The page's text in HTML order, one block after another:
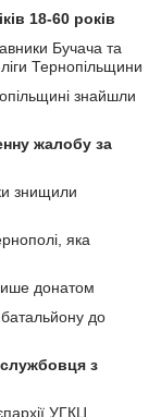
18-60 років
Бучача та
Тернопільщини
знайшли
жалобу за
знищили
яка
донатом
батальйону до
з
УГКЦ